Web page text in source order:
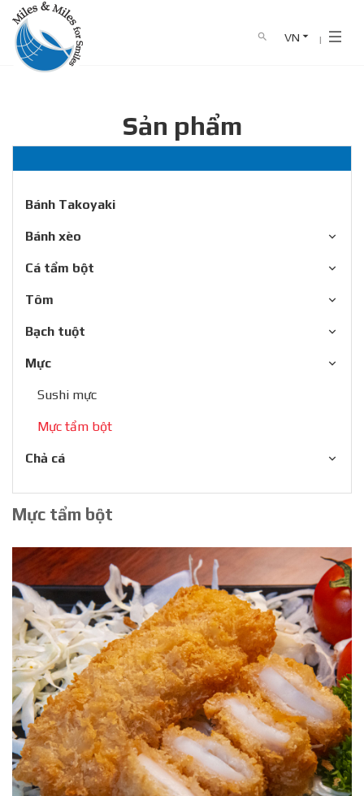
search VN
SẢN PHẨM
CATALOG
Trang chủ
Sản phẩm
Bánh Takoyaki
Bánh xèo
Cá tẩm bột
Tôm
Bạch tuột
Mực
Sushi mực
Mực tẩm bột
Chả cá
Mực tẩm bột